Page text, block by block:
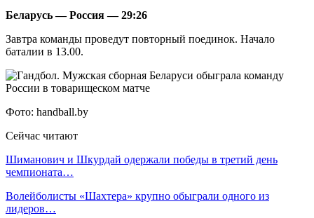
Беларусь — Россия — 29:26
Завтра команды проведут повторный поединок. Начало
баталии в 13.00.
Фото: handball.by
Сейчас читают
Шиманович и Шкурдай одержали победы в третий день
чемпионата…
Волейболисты «Шахтера» крупно обыграли одного из
лидеров…